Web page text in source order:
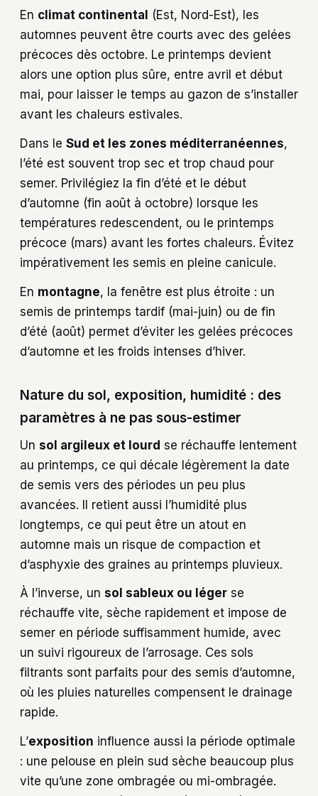
En climat continental
(Est, Nord-Est), les
automnes peuvent être courts avec des gelées
précoces dès octobre. Le printemps devient
alors une option plus sûre, entre avril et début
mai, pour laisser le temps au gazon de s’installer
avant les chaleurs estivales.
Dans le Sud et les zones méditerranéennes,
l’été est souvent trop sec et trop chaud pour
semer. Privilégiez la fin d’été et le début
d’automne (fin août à octobre) lorsque les
températures redescendent, ou le printemps
précoce (mars) avant les fortes chaleurs. Évitez
impérativement les semis en pleine canicule.
En montagne, la fenêtre est plus étroite : un
semis de printemps tardif (mai-juin) ou de fin
d’été (août) permet d’éviter les gelées précoces
d’automne et les froids intenses d’hiver.
Nature du sol, exposition, humidité : des
paramètres à ne pas sous-estimer
Un sol argileux et lourd se réchauffe lentement
au printemps, ce qui décale légèrement la date
de semis vers des périodes un peu plus
avancées. Il retient aussi l’humidité plus
longtemps, ce qui peut être un atout en
automne mais un risque de compaction et
d’asphyxie des graines au printemps pluvieux.
À l’inverse, un sol sableux ou léger se
réchauffe vite, sèche rapidement et impose de
semer en période suffisamment humide, avec
un suivi rigoureux de l’arrosage. Ces sols
filtrants sont parfaits pour des semis d’automne,
où les pluies naturelles compensent le drainage
rapide.
L’exposition influence aussi la période optimale
: une pelouse en plein sud sèche beaucoup plus
vite qu’une zone ombragée ou mi-ombragée.